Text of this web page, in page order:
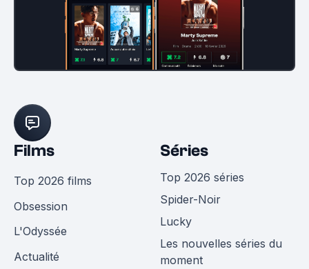
Films
Top 2026 films
Obsession
L'Odyssée
Actualité
Séries
Top 2026 séries
Spider-Noir
Lucky
Les nouvelles séries du
moment